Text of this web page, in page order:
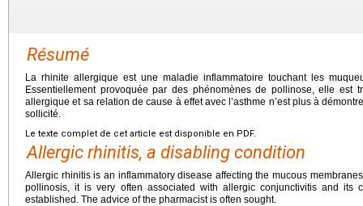
Résumé
La rhinite allergique est une maladie inflammatoire touchant les
Essentiellement provoquée par des phénomènes de pollinose, elle est
allergique et sa relation de cause à effet avec l’asthme n’est plus à
sollicité.
Le texte complet de cet article est disponible en PDF.
Allergic rhinitis, a disabling condition
Allergic rhinitis is an inflammatory disease affecting the mucous
pollinosis, it is very often associated with allergic conjunctivitis and its
established. The advice of the pharmacist is often sought.